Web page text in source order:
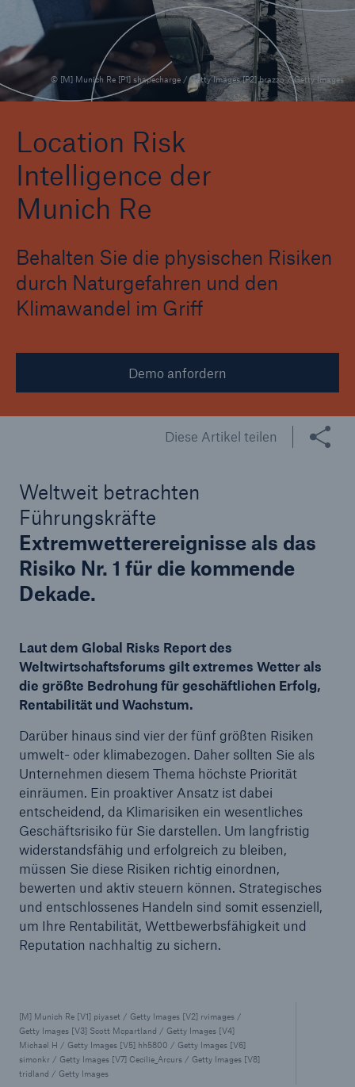
© [M] Munich Re [P1] shapecharge / Getty Images [P2] brazzo / Getty Images
Location Risk
Intelligence der
Munich Re
Behalten Sie die physischen Risiken
durch Naturgefahren und den
Klimawandel im Griff
Demo anfordern
Diese Artikel teilen
Weltweit betrachten
Führungskräfte
Extremwetterereignisse als das
Risiko Nr. 1 für die kommende
Dekade.
Laut dem Global Risks Report des
Weltwirtschaftsforums gilt extremes Wetter als
die größte Bedrohung für geschäftlichen Erfolg,
Rentabilität und Wachstum.
Darüber hinaus sind vier der fünf größten Risiken
umwelt- oder klimabezogen. Daher sollten Sie als
Unternehmen diesem Thema höchste Priorität
einräumen. Ein proaktiver Ansatz ist dabei
entscheidend, da Klimarisiken ein wesentliches
Geschäftsrisiko für Sie darstellen. Um langfristig
widerstandsfähig und erfolgreich zu bleiben,
müssen Sie diese Risiken richtig einordnen,
bewerten und aktiv steuern können. Strategisches
und entschlossenes Handeln sind somit essenziell,
um Ihre Rentabilität, Wettbewerbsfähigkeit und
Reputation nachhaltig zu sichern.
[M] Munich Re [V1] piyaset / Getty Images [V2] rvimages /
Getty Images [V3] Scott Mcpartland / Getty Images [V4]
Michael H / Getty Images [V5] hh5800 / Getty Images [V6]
simonkr / Getty Images [V7] Cecilie_Arcurs / Getty Images [V8]
tridland / Getty Images
Location Risk Intelligence On-Demand